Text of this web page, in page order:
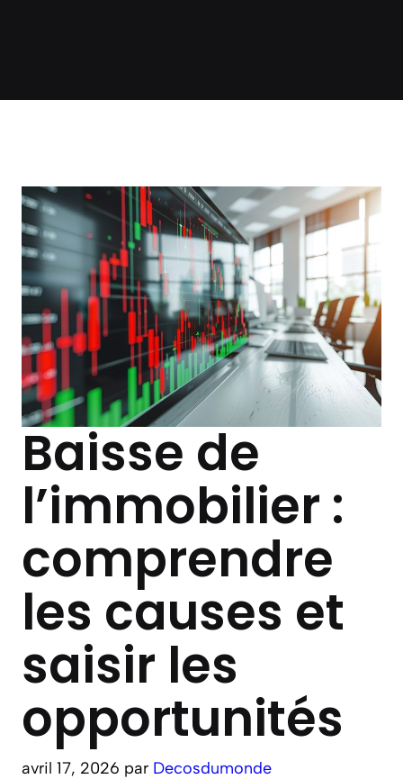
Baisse de
l’immobilier :
comprendre
les causes et
saisir les
opportunités
avril 17, 2026 par Decosdumonde